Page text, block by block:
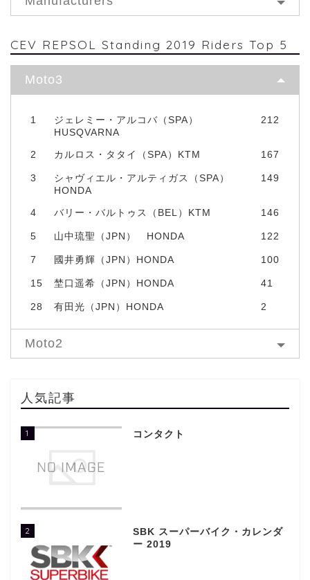
CEV REPSOL Standing 2019 Riders Top 5
Moto3
1
ジェレミー・アルコバ（SPA）
HUSQVARNA
212
2 カルロス・タタイ（SPA）KTM 167
3
シャヴィエル・アルティガス（SPA）
HONDA
149
4 バリー・バルトゥス（BEL）KTM 146
5 山中琉聖（JPN） HONDA 122
7 國井勇輝（JPN）HONDA 100
15 埜口遥希（JPN）HONDA 41
28 有田光（JPN）HONDA 2
Moto2
人気記事
1 コンタクト
2
SBK スーパーバイク・カレンダ
ー 2019